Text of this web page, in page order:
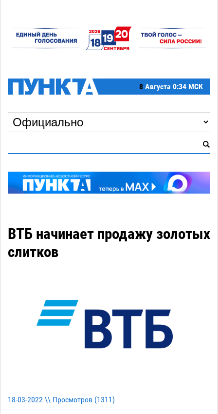
8 Августа 0:34 МСК
ВТБ начинает продажу золотых
слитков
18-03-2022 \\ Просмотров (1311)